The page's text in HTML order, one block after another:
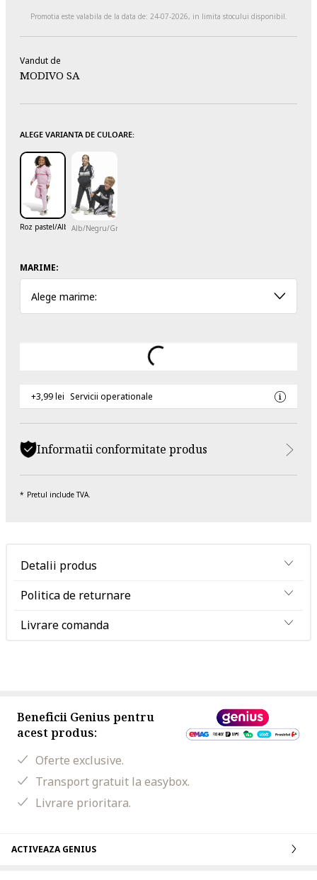
Promotia este valabila de la data de: 24-07-2026, in limita stocului disponibil.
Vandut de
MODIVO SA
ALEGE VARIANTA DE CULOARE:
Roz pastel/Alb opticAlb/Negru/Gri
MARIME:
Alege marime:
+3,99 lei Servicii operationale
Informatii conformitate produs
Pretul include TVA.
Detalii produs
Politica de returnare
Livrare comanda
Beneficii Genius pentru
acest produs:
Oferte exclusive.
Transport gratuit la easybox.
Livrare prioritara.
ACTIVEAZA GENIUS